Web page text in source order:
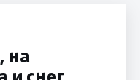
на